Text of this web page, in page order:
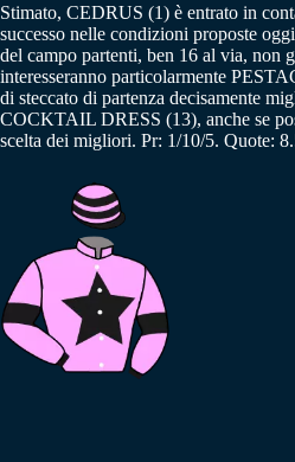
Stimato, CEDRUS (1) è entrato in
successo nelle condizioni proposte
del campo partenti, ben 16 al via, non
interesseranno particolarmente
di steccato di partenza decisamente
COCKTAIL DRESS (13), anche se
scelta dei migliori. Pr: 1/10/5. Quote: